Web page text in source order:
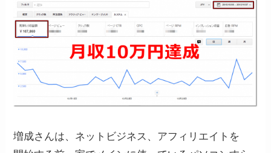
増成さんは、ネットビジネス、アフィリエイトを